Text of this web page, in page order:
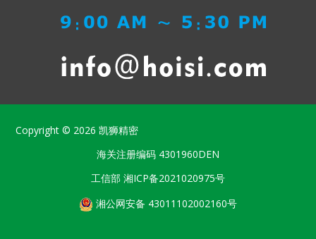
Copyright © 2026凯狮精密
海关注册编码 4301960DEN
工信部 湘ICP备2021020975号
湘公网安备 43011102002160号